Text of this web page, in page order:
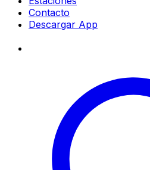
Contacto
Descargar App